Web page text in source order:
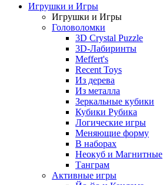
Игрушки и Игры
Игрушки и Игры
Головоломки
3D Crystal Puzzle
3D-Лабиринты
Meffert's
Recent Toys
Из дерева
Из металла
Зеркальные кубики
Кубики Рубика
Логические игры
Меняющие форму
В наборах
Неокуб и Магнитные
Танграм
Активные игры